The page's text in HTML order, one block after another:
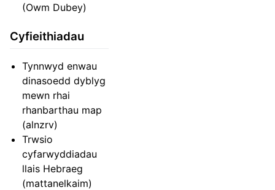
(Owm Dubey)
Cyfieithiadau
Tynnwyd enwau
dinasoedd dyblyg
mewn rhai
rhanbarthau map
(alnzrv)
Trwsio
cyfarwyddiadau
llais Hebraeg
(mattanelkaim)